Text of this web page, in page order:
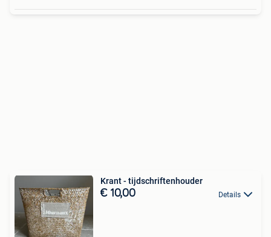
Krant - tijdschriftenhouder
€ 10,00 Details